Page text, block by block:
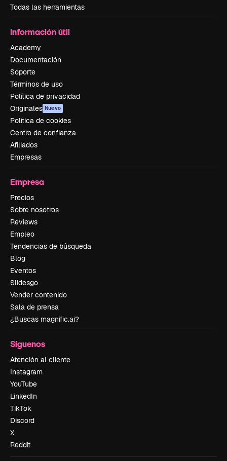
Todas las herramientas
Información útil
Academy
Documentación
Soporte
Términos de uso
Política de privacidad
Originales Nuevo
Política de cookies
Centro de confianza
Afiliados
Empresas
Empresa
Precios
Sobre nosotros
Reviews
Empleo
Tendencias de búsqueda
Blog
Eventos
Slidesgo
Vender contenido
Sala de prensa
¿Buscas magnific.ai?
Síguenos
Atención al cliente
Instagram
YouTube
LinkedIn
TikTok
Discord
X
Reddit